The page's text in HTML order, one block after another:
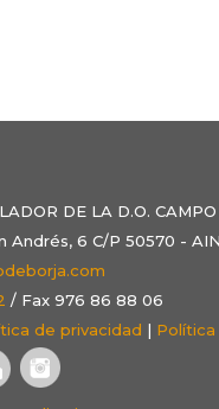
DE LA D.O.
Andrés, 6 C/P 50570 -
/ Fax 976 86 88 06
de privacidad |